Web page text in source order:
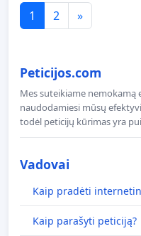
1 2 »
Peticijos.com
Mes suteikiame
naudodamiesi mūsų
todėl peticijų kūrimas yra
Vadovai
Kaip pradėti
Kaip parašyti peticiją?